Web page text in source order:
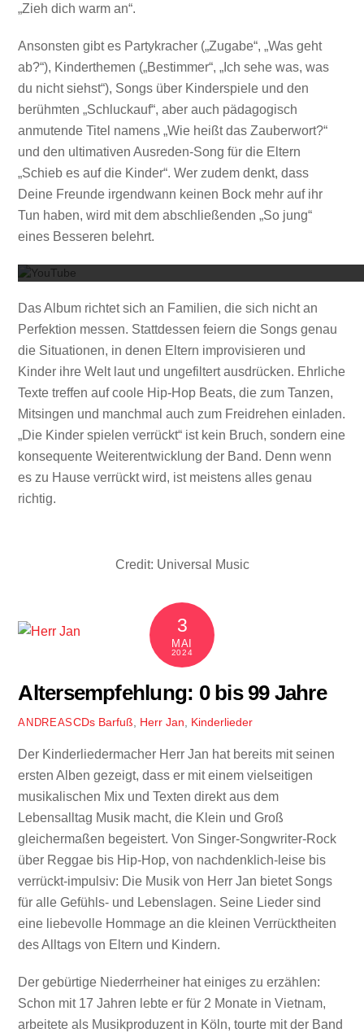
„Zieh dich warm an“.
Ansonsten gibt es Partykracher („Zugabe“, „Was geht
ab?“), Kinderthemen („Bestimmer“, „Ich sehe was, was
du nicht siehst“), Songs über Kinderspiele und den
berühmten „Schluckauf“, aber auch pädagogisch
anmutende Titel namens „Wie heißt das Zauberwort?“
und den ultimativen Ausreden-Song für die Eltern
„Schieb es auf die Kinder“. Wer zudem denkt, dass
Deine Freunde irgendwann keinen Bock mehr auf ihr
Tun haben, wird mit dem abschließenden „So jung“
eines Besseren belehrt.
Das Album richtet sich an Familien, die sich nicht an
Perfektion messen. Stattdessen feiern die Songs genau
die Situationen, in denen Eltern improvisieren und
Kinder ihre Welt laut und ungefiltert ausdrücken. Ehrliche
Texte treffen auf coole Hip-Hop Beats, die zum Tanzen,
Mitsingen und manchmal auch zum Freidrehen einladen.
„Die Kinder spielen verrückt“ ist kein Bruch, sondern eine
konsequente Weiterentwicklung der Band. Denn wenn
es zu Hause verrückt wird, ist meistens alles genau
richtig.
Credit: Universal Music
3
MAI
2024
Altersempfehlung: 0 bis 99 Jahre
ANDREASCDs Barfuß Herr Jan Kinderlieder
Der Kinderliedermacher Herr Jan hat bereits mit seinen
ersten Alben gezeigt, dass er mit einem vielseitigen
musikalischen Mix und Texten direkt aus dem
Lebensalltag Musik macht, die Klein und Groß
gleichermaßen begeistert. Von Singer-Songwriter-Rock
über Reggae bis Hip-Hop, von nachdenklich-leise bis
verrückt-impulsiv: Die Musik von Herr Jan bietet Songs
für alle Gefühls- und Lebenslagen. Seine Lieder sind
eine liebevolle Hommage an die kleinen Verrücktheiten
des Alltags von Eltern und Kindern.
Der gebürtige Niederrheiner hat einiges zu erzählen:
Schon mit 17 Jahren lebte er für 2 Monate in Vietnam,
arbeitete als Musikproduzent in Köln, tourte mit der Band